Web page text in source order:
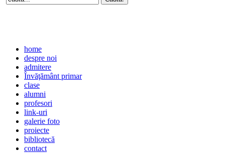
home
despre noi
admitere
Învăţământ primar
clase
alumni
profesori
link-uri
galerie foto
proiecte
bibliotecă
contact